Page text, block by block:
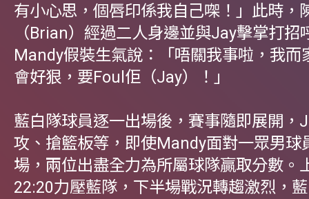
有小心思，個唇印係我自己㗎！」此時，
（Brian）經過二人身邊並與Jay擊掌打招
Mandy假裝生氣說：「唔關我事啦，我而
會好狠，要Foul佢（Jay）！」
藍白隊球員逐一出場後，賽事隨即展開，
攻、搶籃板等，即使Mandy面對一眾男球
場，兩位出盡全力為所屬球隊贏取分數。
22:20力壓藍隊，下半場戰況轉趨激烈，